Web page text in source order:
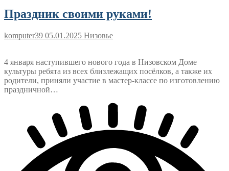
Праздник своими руками!
komputer39 05.01.2025 Низовье
4 января наступившего нового года в Низовском Доме
культуры ребята из всех близлежащих посёлков, а также их
родители, приняли участие в мастер-классе по изготовлению
праздничной…